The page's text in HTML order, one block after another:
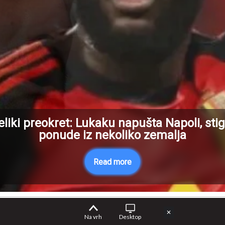
preokret: Lukaku napušta Napoli,
ponude iz nekoliko zemalja
Read more
Na vrh Desktop
✕